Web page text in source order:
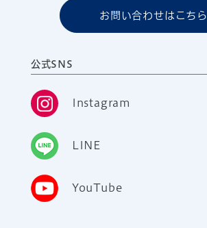
お問い合わせはこちら
公式SNS
Instagram
LINE
YouTube